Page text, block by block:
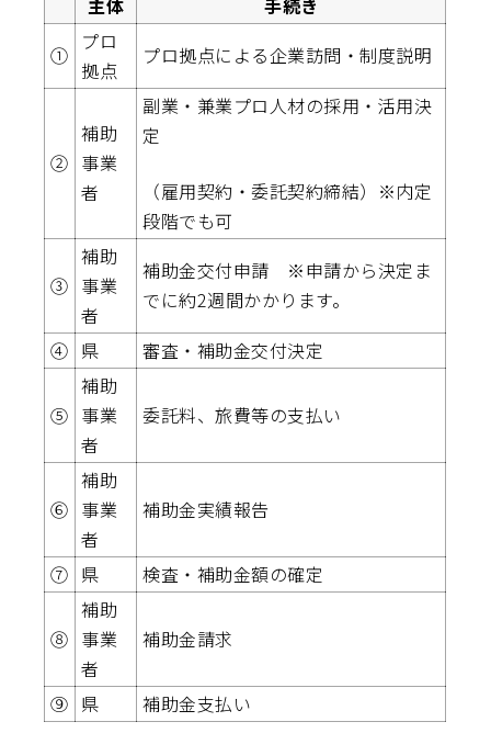
主体
手続き
①
プロ
拠点
プロ拠点による企業訪問・制度説明
②
補助
事業
者
副業・兼業プロ人材の採用・活用決
定
（雇用契約・委託契約締結）※内定
段階でも可
③
補助
事業
者
補助金交付申請 ※申請から決定ま
でに約2週間かかります。
④ 県 審査・補助金交付決定
⑤
補助
事業
者
委託料、旅費等の支払い
⑥
補助
事業
者
補助金実績報告
⑦ 県 検査・補助金額の確定
⑧
補助
事業
者
補助金請求
⑨ 県 補助金支払い